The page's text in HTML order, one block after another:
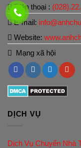
Điện thoại :
E-mail:
Website:
Mạng xã hội
DỊCH VỤ
Dịch Vụ Chuyển Nhà